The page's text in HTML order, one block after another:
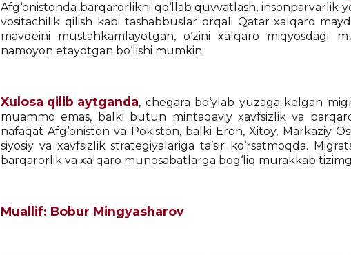
Afg‘onistonda barqarorlikni qo‘llab quvvatlash, insonparvarlik
vositachilik qilish kabi tashabbuslar orqali Qatar xalqaro
mavqeini mustahkamlayotgan, o‘zini xalqaro miqyosdagi
namoyon etayotgan bo‘lishi mumkin.
Xulosa qilib aytganda, chegara bo‘ylab yuzaga kelgan
muammo emas, balki butun mintaqaviy xavfsizlik va
nafaqat Afg‘oniston va Pokiston, balki Eron, Xitoy, Markaziy
siyosiy va xavfsizlik strategiyalariga ta’sir ko‘rsatmoqda.
barqarorlik va xalqaro munosabatlarga bog‘liq murakkab
Muallif: Bobur Mingyasharov